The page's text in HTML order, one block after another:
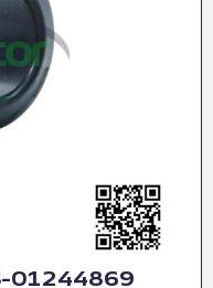
01244869